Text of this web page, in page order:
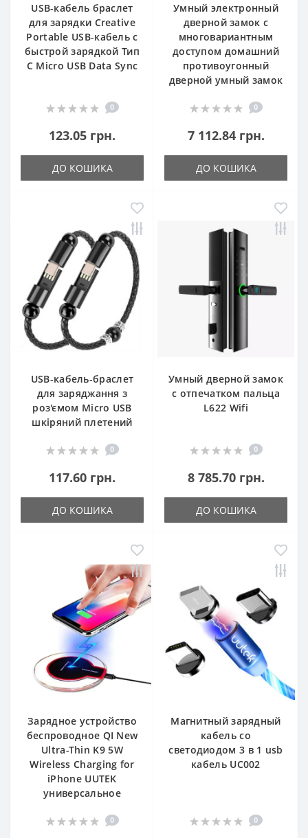
USB-кабель браслет
для зарядки Creative
Portable USB-кабель с
быстрой зарядкой Тип
С Micro USB Data Sync
0
123.05 грн.
ДО КОШИКА
Умный электронный
дверной замок с
многовариантным
доступом домашний
противоугонный
дверной умный замок
0
7 112.84 грн.
ДО КОШИКА
USB-кабель-браслет
для заряджання з
роз'ємом Micro USB
шкіряний плетений
0
117.60 грн.
ДО КОШИКА
Умный дверной замок
с отпечатком пальца
L622 Wifi
0
8 785.70 грн.
ДО КОШИКА
Зарядное устройство
беспроводное QI New
Ultra-Thin K9 5W
Wireless Charging for
iPhone UUTEK
универсальное
0
Магнитный зарядный
кабель со
светодиодом 3 в 1 usb
кабель UC002
0